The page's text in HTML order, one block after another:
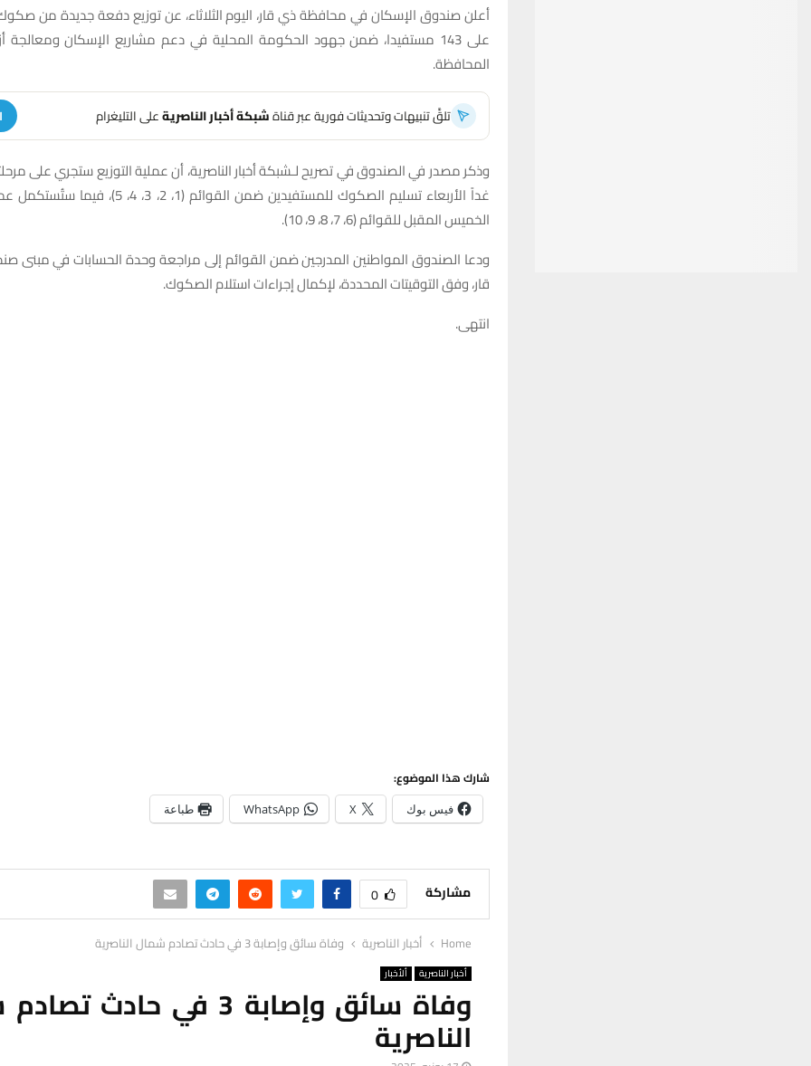
أعلن صندوق الإسكان في محافظة ذي قار، اليوم الثلاثاء، عن توزيع دفعة جديدة من
على 143 مستفيدا، ضمن جهود الحكومة المحلية في دعم مشاريع الإسكان
المحافظة.
تلقَّ تنبيهات وتحديثات فورية عبر قناةشبكة أخبار الناصريةعلى التليغرام
وذكر مصدر في الصندوق في تصريح لـشبكة أخبار الناصرية، أن عملية التوزيع ستجري على
غداً الأربعاء تسليم الصكوك للمستفيدين ضمن القوائم
الخميس المقبل للقوائم (6، 7، 8، 9، 10).
ودعا الصندوق المواطنين المدرجين ضمن القوائم إلى مراجعة وحدة الحسابات في مبنى
قار، وفق التوقيتات المحددة، لإكمال إجراءات استلام الصكوك.
انتهى.
شارك هذا الموضوع:
فيس بوك X
WhatsApp طباعة
مشاركة 0
Home أخبار الناصرية وفاة سائق وإصابة 3 في حادث تصادم شمال الناصرية
أخبار الناصرية ألأخبار
وفاة سائق وإصابة 3 في حادث
الناصرية